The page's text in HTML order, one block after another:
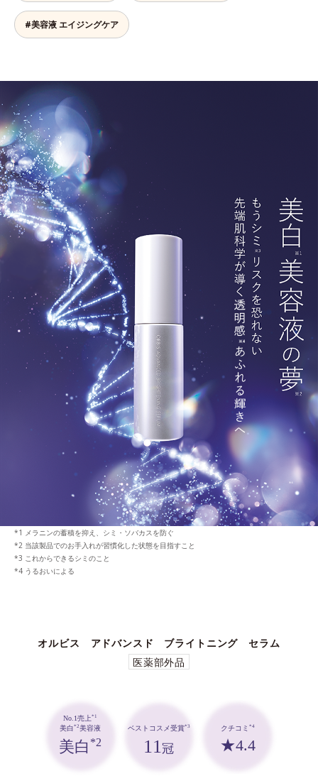
#美容液 エイジングケア
メラニンの蓄積を抑え、シミ・ソバカスを防ぐ
当該製品でのお手入れが習慣化した状態を目指すこと
これからできるシミのこと
うるおいによる
オルビス アドバンスド ブライトニング セラム
医薬部外品
No.1売上*1
美白*2美容液
美白 *2
ベストコスメ受賞*3
11冠
クチコミ *4
★4.4